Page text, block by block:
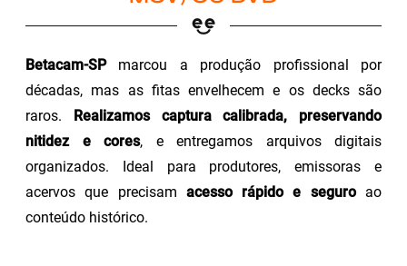
Betacam-SPmarcou a produção profissional por
décadas, mas as fitas envelhecem e os decks são
raros.
Realizamos captura calibrada, preservando
nitidez e cores, e entregamos arquivos digitais
organizados. Ideal para produtores, emissoras e
acervos que precisam acesso rápido e seguroao
conteúdo histórico.